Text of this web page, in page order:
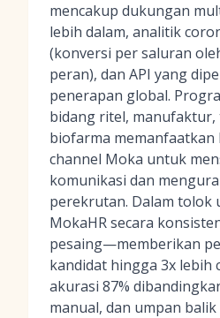
mencakup dukungan
lebih dalam, analitik
(konversi per saluran
peran), dan API yang
penerapan global.
bidang ritel, manufaktur,
biofarma
channel Moka untuk
komunikasi dan
perekrutan. Dalam tolok
MokaHR secara
pesaing—memberikan
kandidat hingga 3x lebih
akurasi 87%
manual, dan umpan